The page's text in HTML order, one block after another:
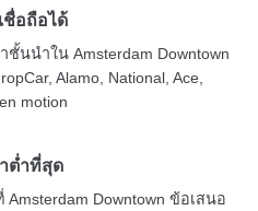
ชื่อถือได้
ชั้นนำใน Amsterdam Downtown
Alamo, National, Ace,
motion
ต่ำที่สุด
Downtown ข้อเสนอ